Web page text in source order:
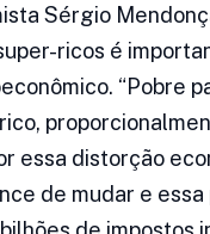
Sérgio
ricos é
“Pobre
essa distorção
de mudar e